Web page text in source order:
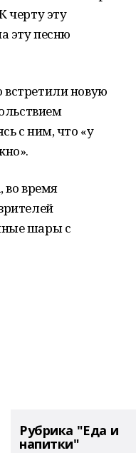
черту эту
эту песню
новую
с ним, что «у
во время
шары с
Рубрика "Еда и
напитки"